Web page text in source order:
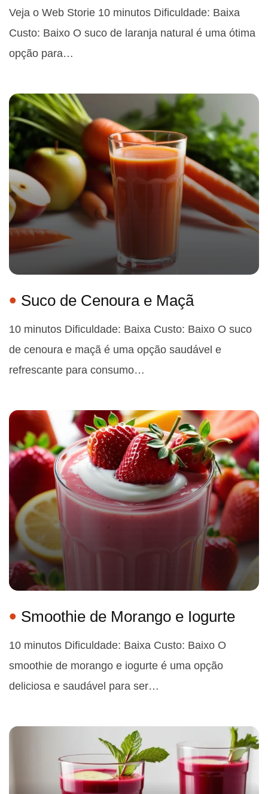
Veja o Web Storie 10 minutos Dificuldade: Baixa
Custo: Baixo O suco de laranja natural é uma ótima
opção para…
Suco de Cenoura e Maçã
10 minutos Dificuldade: Baixa Custo: Baixo O suco
de cenoura e maçã é uma opção saudável e
refrescante para consumo…
Smoothie de Morango e Iogurte
10 minutos Dificuldade: Baixa Custo: Baixo O
smoothie de morango e iogurte é uma opção
deliciosa e saudável para ser…